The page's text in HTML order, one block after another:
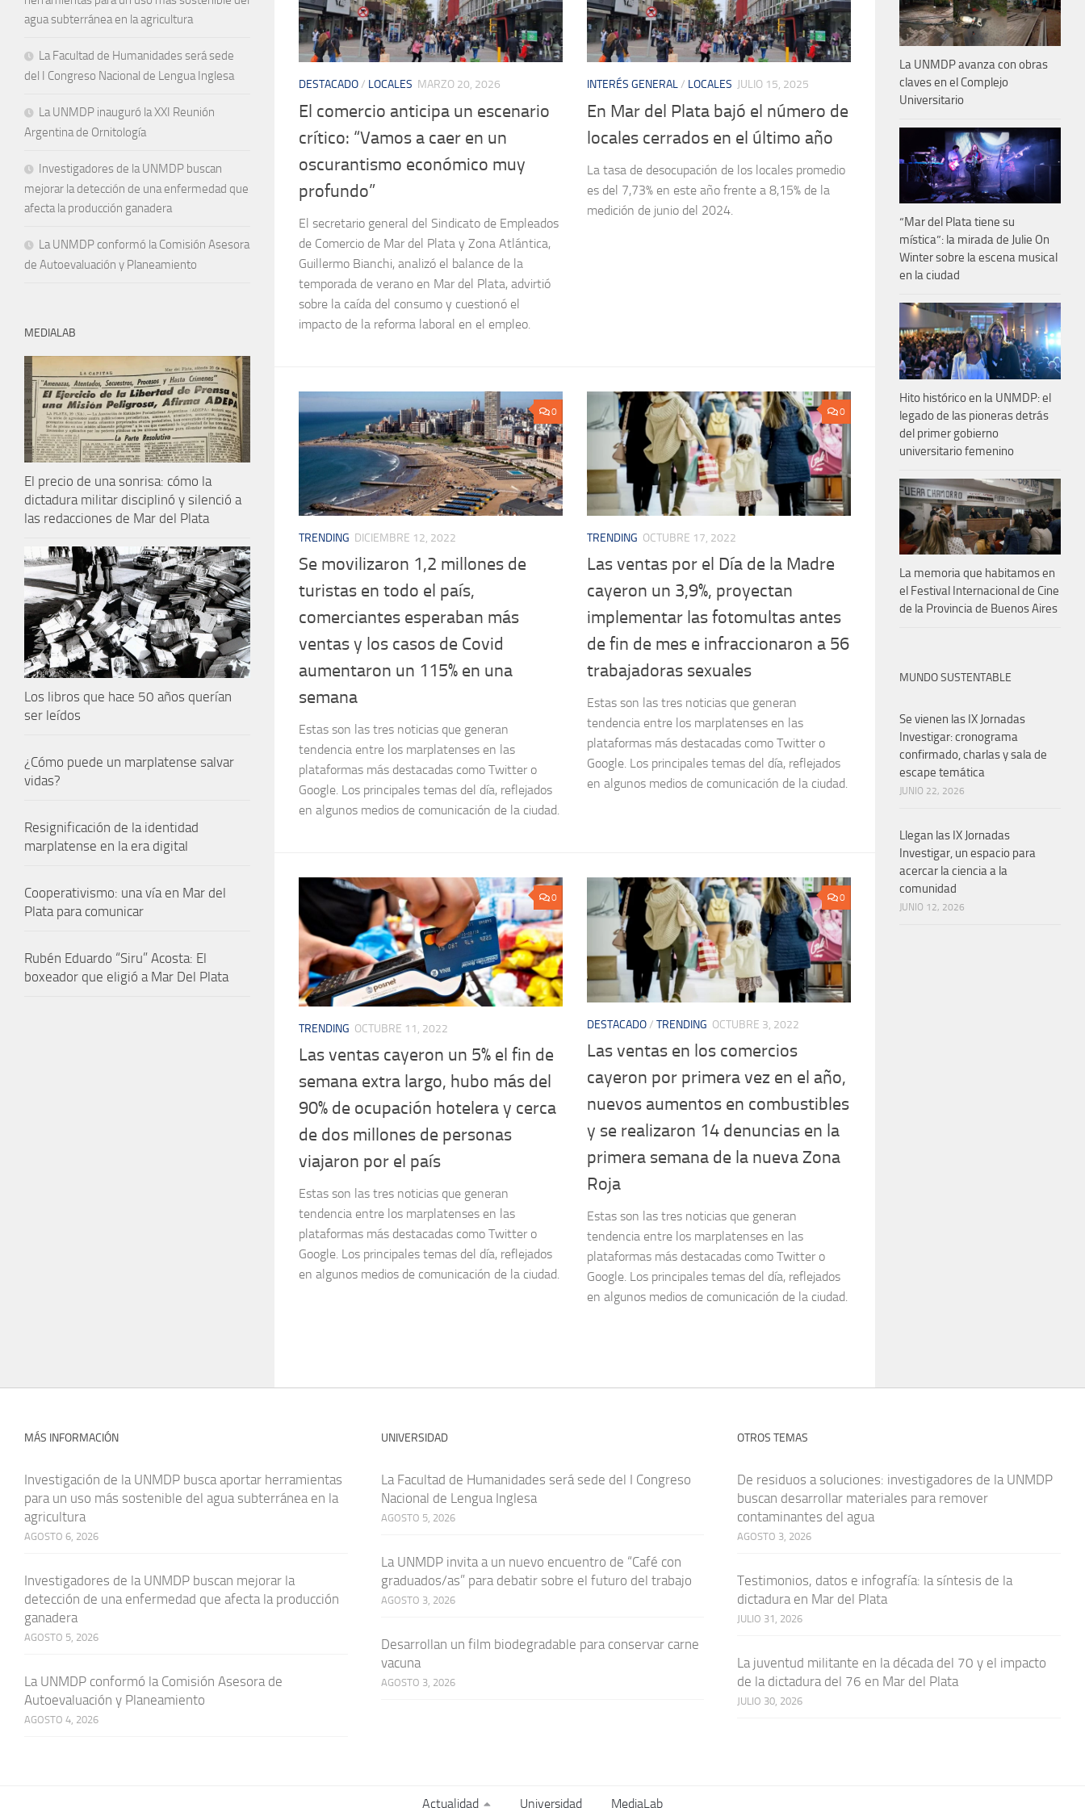
DESTACADO/ LOCALES MARZO 20, 2026
El comercio anticipa un escenario
crítico: “Vamos a caer en un
oscurantismo económico muy
profundo”
El secretario general del Sindicato de Empleados
de Comercio de Mar del Plata y Zona Atlántica,
Guillermo Bianchi, analizó el balance de la
temporada de verano en Mar del Plata, advirtió
sobre la caída del consumo y cuestionó el
impacto de la reforma laboral en el empleo.
INTERÉS GENERAL/ LOCALES JULIO 15, 2025
En Mar del Plata bajó el número de
locales cerrados en el último año
La tasa de desocupación de los locales promedio
es del 7,73% en este año frente a 8,15% de la
medición de junio del 2024.
0
TRENDING DICIEMBRE 12, 2022
Se movilizaron 1,2 millones de
turistas en todo el país,
comerciantes esperaban más
ventas y los casos de Covid
aumentaron un 115% en una
semana
Estas son las tres noticias que generan
tendencia entre los marplatenses en las
plataformas más destacadas como Twitter o
Google. Los principales temas del día, reflejados
en algunos medios de comunicación de la ciudad.
0
TRENDING OCTUBRE 17, 2022
Las ventas por el Día de la Madre
cayeron un 3,9%, proyectan
implementar las fotomultas antes
de fin de mes e infraccionaron a 56
trabajadoras sexuales
Estas son las tres noticias que generan
tendencia entre los marplatenses en las
plataformas más destacadas como Twitter o
Google. Los principales temas del día, reflejados
en algunos medios de comunicación de la ciudad.
0
TRENDING OCTUBRE 11, 2022
Las ventas cayeron un 5% el fin de
semana extra largo, hubo más del
90% de ocupación hotelera y cerca
de dos millones de personas
viajaron por el país
Estas son las tres noticias que generan
tendencia entre los marplatenses en las
plataformas más destacadas como Twitter o
Google. Los principales temas del día, reflejados
en algunos medios de comunicación de la ciudad.
0
DESTACADO/ TRENDING OCTUBRE 3, 2022
Las ventas en los comercios
cayeron por primera vez en el año,
nuevos aumentos en combustibles
y se realizaron 14 denuncias en la
primera semana de la nueva Zona
Roja
Estas son las tres noticias que generan
tendencia entre los marplatenses en las
plataformas más destacadas como Twitter o
Google. Los principales temas del día, reflejados
en algunos medios de comunicación de la ciudad.
agua subterránea en la agricultura
La Facultad de Humanidades será sede
del I Congreso Nacional de Lengua Inglesa
La UNMDP inauguró la XXI Reunión
Argentina de Ornitología
Investigadores de la UNMDP buscan
mejorar la detección de una enfermedad que
afecta la producción ganadera
La UNMDP conformó la Comisión Asesora
de Autoevaluación y Planeamiento
MEDIALAB
El precio de una sonrisa: cómo la
dictadura militar disciplinó y silenció a
las redacciones de Mar del Plata
Los libros que hace 50 años querían
ser leídos
¿Cómo puede un marplatense salvar
vidas?
Resignificación de la identidad
marplatense en la era digital
Cooperativismo: una vía en Mar del
Plata para comunicar
Rubén Eduardo “Siru” Acosta: El
boxeador que eligió a Mar Del Plata
La UNMDP avanza con obras
claves en el Complejo
Universitario
“Mar del Plata tiene su
mística”: la mirada de Julie On
Winter sobre la escena musical
en la ciudad
Hito histórico en la UNMDP: el
legado de las pioneras detrás
del primer gobierno
universitario femenino
La memoria que habitamos en
el Festival Internacional de Cine
de la Provincia de Buenos Aires
MUNDO SUSTENTABLE
Se vienen las IX Jornadas
Investigar: cronograma
confirmado, charlas y sala de
escape temática
JUNIO 22, 2026
Llegan las IX Jornadas
Investigar, un espacio para
acercar la ciencia a la
comunidad
JUNIO 12, 2026
MÁS INFORMACIÓN
Investigación de la UNMDP busca aportar herramientas
para un uso más sostenible del agua subterránea en la
agricultura
AGOSTO 6, 2026
Investigadores de la UNMDP buscan mejorar la
detección de una enfermedad que afecta la producción
ganadera
AGOSTO 5, 2026
La UNMDP conformó la Comisión Asesora de
Autoevaluación y Planeamiento
AGOSTO 4, 2026
UNIVERSIDAD
La Facultad de Humanidades será sede del I Congreso
Nacional de Lengua Inglesa
AGOSTO 5, 2026
La UNMDP invita a un nuevo encuentro de “Café con
graduados/as” para debatir sobre el futuro del trabajo
AGOSTO 3, 2026
Desarrollan un film biodegradable para conservar carne
vacuna
AGOSTO 3, 2026
OTROS TEMAS
De residuos a soluciones: investigadores de la UNMDP
buscan desarrollar materiales para remover
contaminantes del agua
AGOSTO 3, 2026
Testimonios, datos e infografía: la síntesis de la
dictadura en Mar del Plata
JULIO 31, 2026
La juventud militante en la década del 70 y el impacto
de la dictadura del 76 en Mar del Plata
JULIO 30, 2026
Actualidad Universidad MediaLab